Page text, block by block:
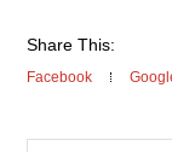
Share This:
Facebook